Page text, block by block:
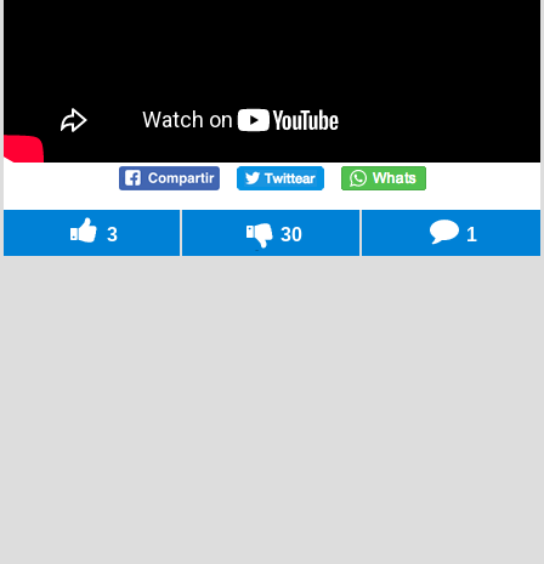
3 30 1